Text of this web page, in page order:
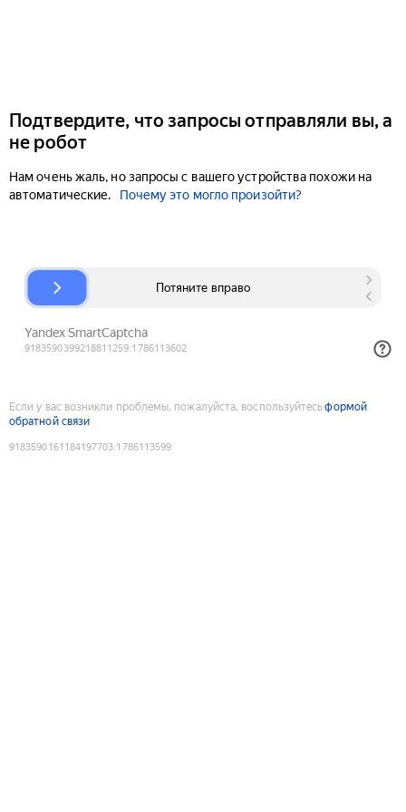
Подтвердите, что запросы отправляли вы, а
не робот
Нам очень жаль, но запросы с вашего устройства похожи на
автоматические.
Почему это могло произойти?
Если у вас возникли проблемы, пожалуйста, воспользуйтесьформой
обратной связи
9183590161184197703:1786113599